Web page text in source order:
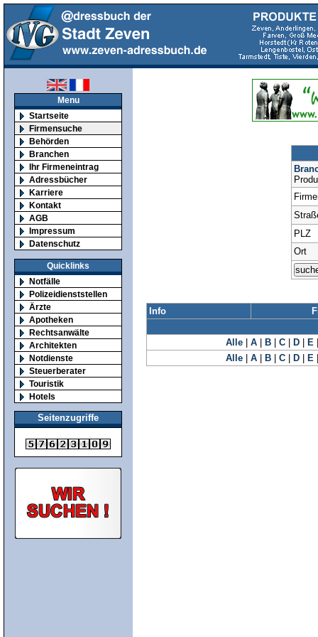
Menu
Startseite
Firmensuche
Behörden
Branchen
Ihr Firmeneintrag
Adressbücher
Karriere
Kontakt
AGB
Impressum
Datenschutz
Quicklinks
Notfälle
Polizeidienststellen
Ärzte
Apotheken
Rechtsanwälte
Architekten
Notdienste
Steuerberater
Touristik
Hotels
Seitenzugriffe
PLZ
Ort
Info
Alle A B C D E
Alle
A B C D E